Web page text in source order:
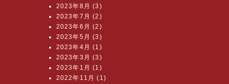
2023年8月 (3)
2023年7月 (2)
2023年6月 (2)
2023年5月 (3)
2023年4月 (1)
2023年3月 (3)
2023年1月 (1)
2022年11月 (1)